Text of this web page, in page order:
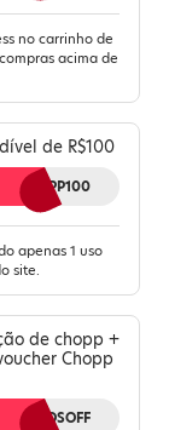
no carrinho de
acima de
de R$100
CHOPP100
apenas 1 uso
site.
de chopp +
Chopp
50LITROSOFF